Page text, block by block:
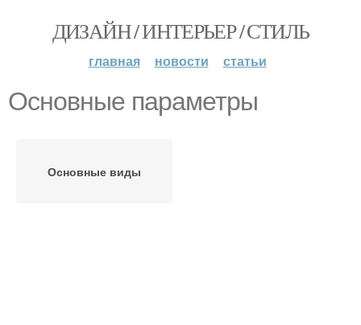
ДИЗАЙН / ИНТЕРЬЕР / СТИЛЬ
главная новости статьи
Основные параметры
Основные виды